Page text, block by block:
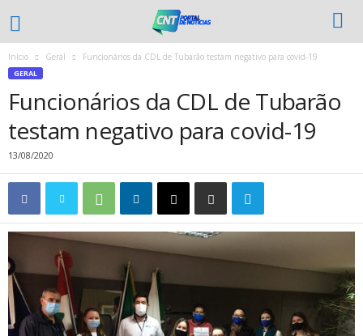
Início Geral Funcionários da CDL de Tubarão testam negativo para covid-19
GERAL
Funcionários da CDL de Tubarão
testam negativo para covid-19
13/08/2020